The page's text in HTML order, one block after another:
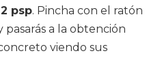
psp. Pincha con el ratón
pasarás a la obtención
viendo sus